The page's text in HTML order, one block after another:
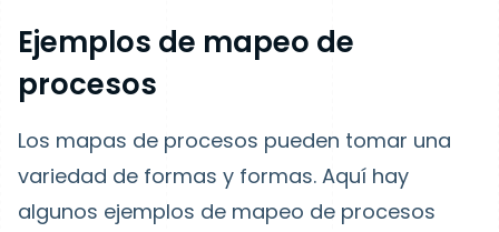
Ejemplos de mapeo de
procesos
Los mapas de procesos pueden tomar una
variedad de formas y formas. Aquí hay
algunos ejemplos de mapeo de procesos